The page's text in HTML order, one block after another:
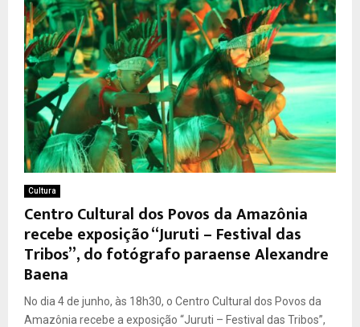
Cultura
Centro Cultural dos Povos da Amazônia
recebe exposição “Juruti – Festival das
Tribos”, do fotógrafo paraense Alexandre
Baena
No dia 4 de junho, às 18h30, o Centro Cultural dos Povos da
Amazônia recebe a exposição “Juruti – Festival das Tribos”,